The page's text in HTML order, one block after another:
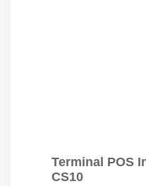
Terminal POS
CS10